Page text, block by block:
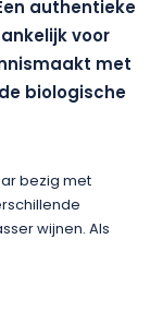
authentieke
voor
met
biologische
bezig met
wijnen. Als
draagt